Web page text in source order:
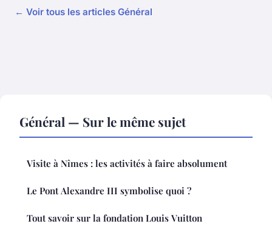
← Voir tous les articles Général
Général — Sur le même sujet
Visite à Nîmes : les activités à faire absolument
Le Pont Alexandre III symbolise quoi ?
Tout savoir sur la fondation Louis Vuitton